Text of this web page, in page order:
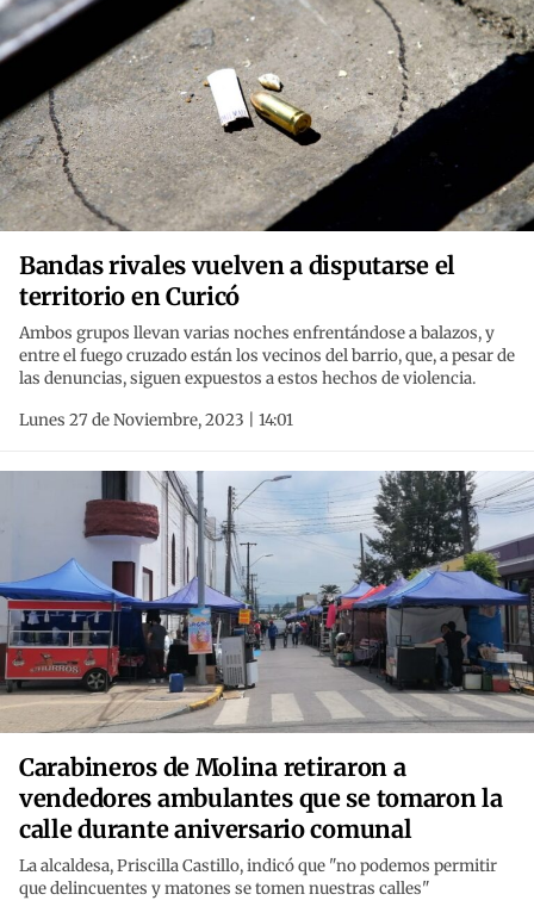
Bandas rivales vuelven a disputarse el
territorio en Curicó
Ambos grupos llevan varias noches enfrentándose a balazos, y
entre el fuego cruzado están los vecinos del barrio, que, a pesar de
las denuncias, siguen expuestos a estos hechos de violencia.
Lunes 27 de Noviembre, 2023 | 14:01
Carabineros de Molina retiraron a
vendedores ambulantes que se tomaron la
calle durante aniversario comunal
La alcaldesa, Priscilla Castillo, indicó que "no podemos permitir
que delincuentes y matones se tomen nuestras calles"